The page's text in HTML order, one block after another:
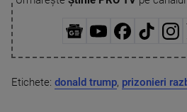
Etichete: donald trump, prizonieri